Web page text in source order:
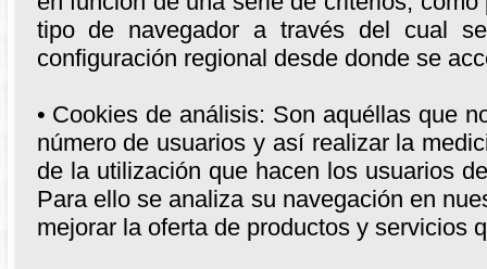
tipo de navegador a través del cual
configuración regional desde donde se
• Cookies de análisis: Son aquéllas que
número de usuarios y así realizar la
de la utilización que hacen los usuarios
Para ello se analiza su navegación en
mejorar la oferta de productos y servicios